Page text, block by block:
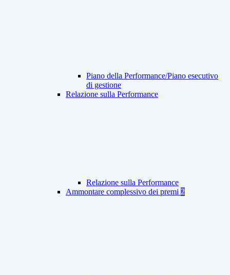
Piano della Performance/Piano esecutivo
di gestione
Relazione sulla Performance
Relazione sulla Performance
Ammontare complessivo dei premi 2